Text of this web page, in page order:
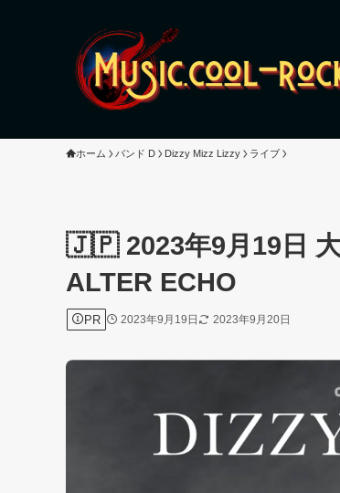
ホーム バンド D Dizzy Mizz Lizzy ライブ
🇯🇵 2023年9月19日
ALTER ECHO
PR 2023年9月19日 2023年9月20日